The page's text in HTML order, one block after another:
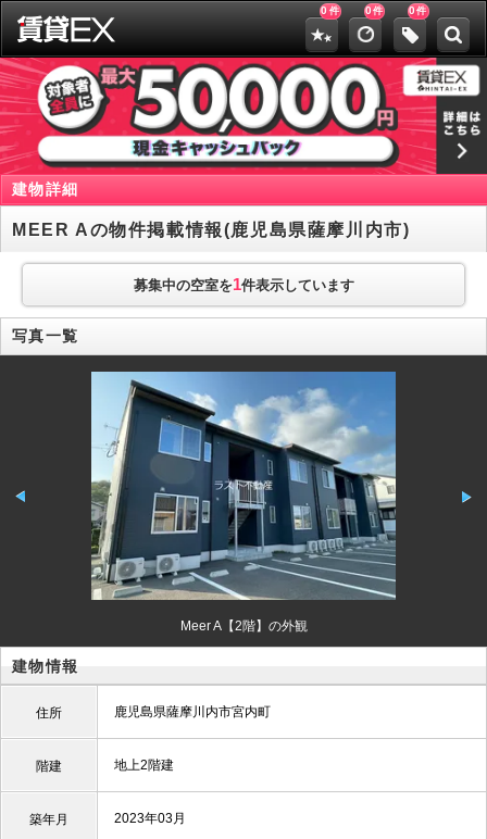
0 件 0件 0件
建物詳細
MEER Aの物件掲載情報(鹿児島県薩摩川内市)
募集中の空室を1件表示しています
写真一覧
Meer A【2階】の外観
建物情報
住所 鹿児島県薩摩川内市宮内町
階建 地上2階建
築年月 2023年03月